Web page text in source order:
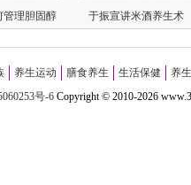
管理胆固醇 于振宣讲米酒养生术
养生运动 膳食养生 生活保健
养
号-6Copyright©2010-2026